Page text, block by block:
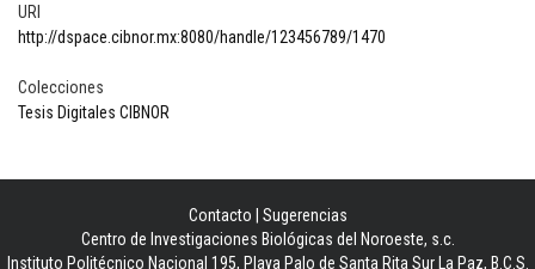
URI
http://dspace.cibnor.mx:8080/handle/123456789/1470
Colecciones
Tesis Digitales CIBNOR
Contacto
Sugerencias
Centro de Investigaciones Biológicas del Noroeste, s.c.
Instituto Politécnico Nacional 195, Playa Palo de Santa Rita Sur La Paz, B.C.S.